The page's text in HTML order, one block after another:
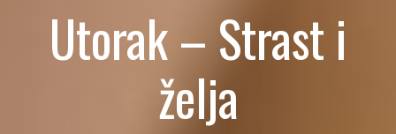
Utorak – Strast i
želja